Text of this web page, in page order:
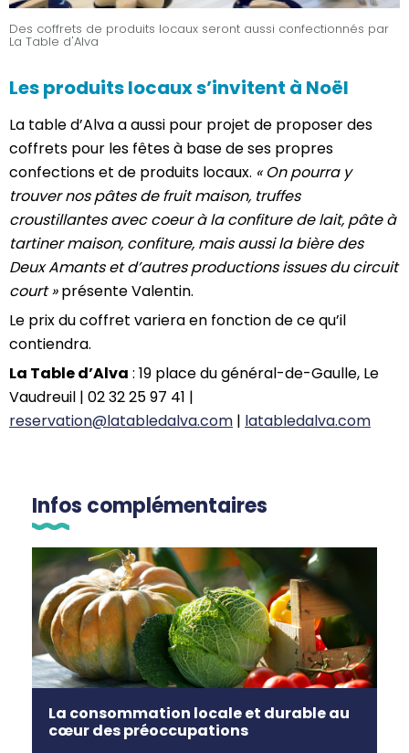
Des coffrets de produits locaux seront aussi confectionnés par
La Table d'Alva
Les produits locaux s’invitent à Noël
La table d’Alva a aussi pour projet de proposer des
coffrets pour les fêtes à base de ses propres
confections et de produits locaux. « On pourra y
trouver nos pâtes de fruit maison, truffes
croustillantes avec coeur à la confiture de lait, pâte à
tartiner maison, confiture, mais aussi la bière des
Deux Amants et d’autres productions issues du circuit
court »présente Valentin.
Le prix du coffret variera en fonction de ce qu’il
contiendra.
La Table d’Alva : 19 place du général-de-Gaulle, Le
Vaudreuil | 02 32 25 97 41 |
reservation@latabledalva.com | latabledalva.com
Infos complémentaires
La consommation locale et durable au
cœur des préoccupations